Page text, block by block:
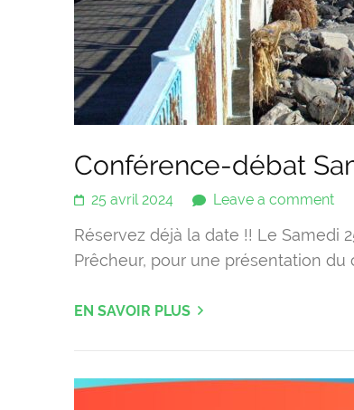
Conférence-débat
25 avril 2024 Leave a comment
Réservez déjà la date !! Le Samedi
Prêcheur, pour une présentation
EN SAVOIR PLUS